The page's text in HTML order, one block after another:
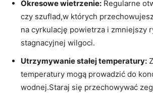
Okresowe wietrzenie: Regularne
czy szuflad,w których⁢
⁢na cyrkulację ⁤powietrza i zmniejszy
stagnacyjnej wilgoci.
Utrzymywanie stałej temperatury:
temperatury mogą prowadzić do
wodnej.Staraj się przechowywać